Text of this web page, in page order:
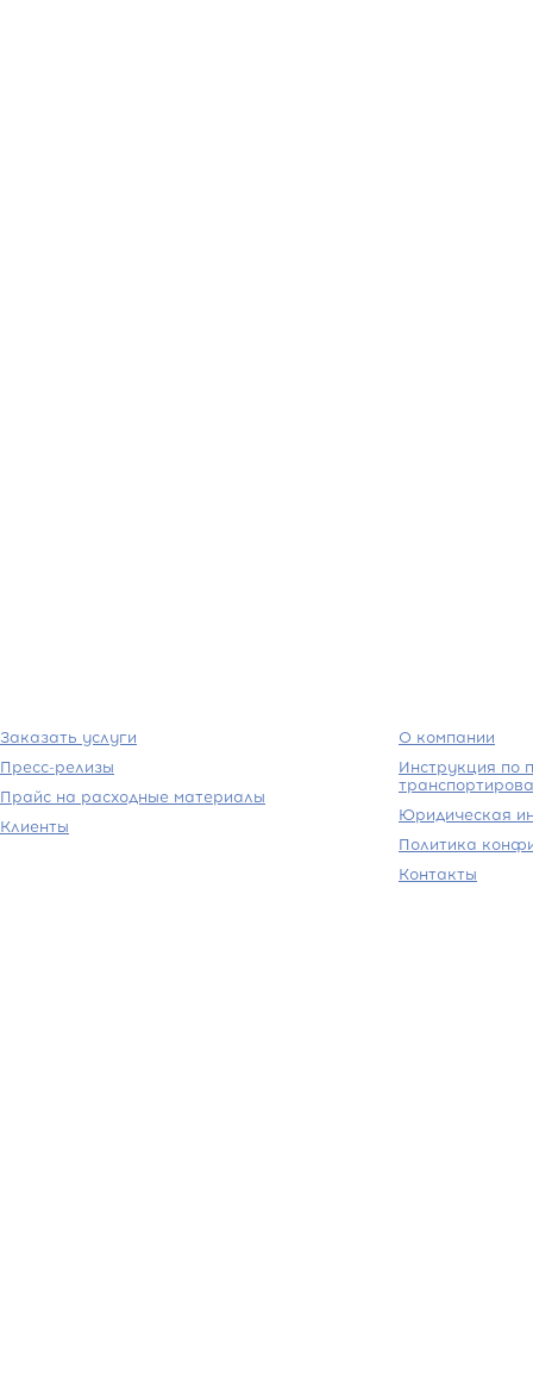
Заказать услуги
Пресс-релизы
Прайс на расходные материалы
Клиенты
О компании
Инструкция по
Юридическая
Политика
Контакты